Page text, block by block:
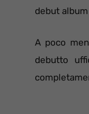
debut
A poco
debutto